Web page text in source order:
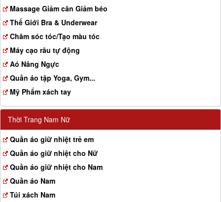
Massage Giảm cân Giảm béo
Thế Giới Bra & Underwear
Chăm sóc tóc/Tạo màu tóc
Máy cạo râu tự động
Aó Nâng Ngực
Quần áo tập Yoga, Gym...
Mỹ Phẩm xách tay
Thời Trang Nam Nữ
Quần áo giữ nhiệt trẻ em
Quần áo giữ nhiệt cho Nữ
Quần áo giữ nhiệt cho Nam
Quần áo Nam
Túi xách Nam